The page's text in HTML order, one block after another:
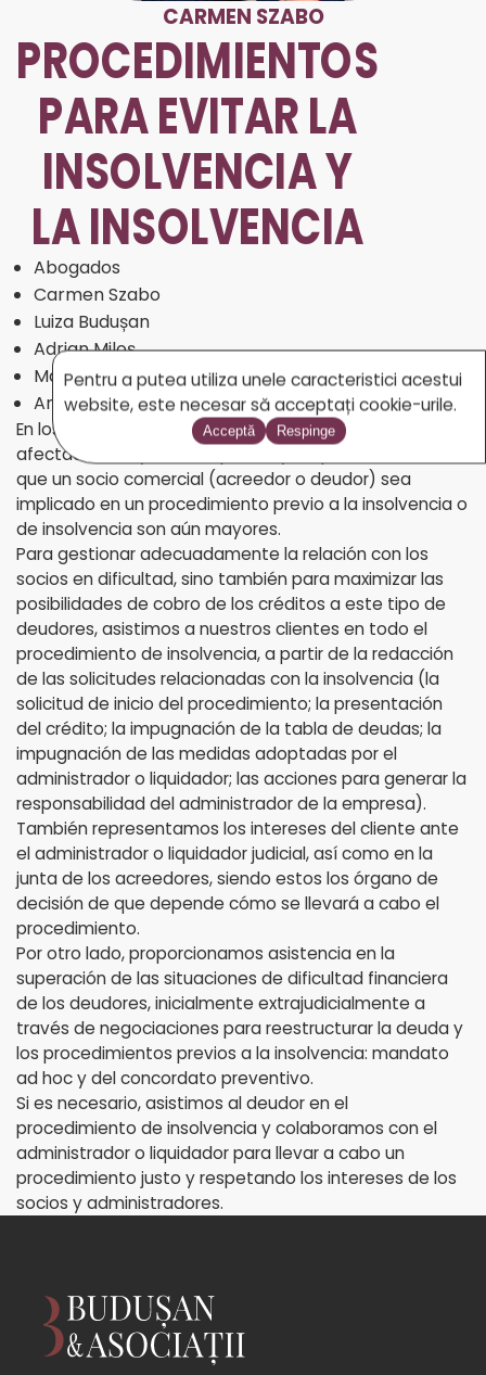
CARMEN SZABO
PROCEDIMIENTOS
PARA EVITAR LA
INSOLVENCIA Y
LA INSOLVENCIA
Abogados
Carmen Szabo
Luiza Budușan
Adrian Miloș
Marian Bota
Andrei Coldea
En los últimos años, las dificultades financieras han
afectado más y más empresas y las posibilidades de
que un socio comercial (acreedor o deudor) sea
implicado en un procedimiento previo a la insolvencia o
de insolvencia son aún mayores.
Para gestionar adecuadamente la relación con los
socios en dificultad, sino también para maximizar las
posibilidades de cobro de los créditos a este tipo de
deudores, asistimos a nuestros clientes en todo el
procedimiento de insolvencia, a partir de la redacción
de las solicitudes relacionadas con la insolvencia (la
solicitud de inicio del procedimiento; la presentación
del crédito; la impugnación de la tabla de deudas; la
impugnación de las medidas adoptadas por el
administrador o liquidador; las acciones para generar la
responsabilidad del administrador de la empresa).
También representamos los intereses del cliente ante
el administrador o liquidador judicial, así como en la
junta de los acreedores, siendo estos los órgano de
decisión de que depende cómo se llevará a cabo el
procedimiento.
Por otro lado, proporcionamos asistencia en la
superación de las situaciones de dificultad financiera
de los deudores, inicialmente extrajudicialmente a
través de negociaciones para reestructurar la deuda y
los procedimientos previos a la insolvencia: mandato
ad hoc y del concordato preventivo.
Si es necesario, asistimos al deudor en el
procedimiento de insolvencia y colaboramos con el
administrador o liquidador para llevar a cabo un
procedimiento justo y respetando los intereses de los
socios y administradores.
Pentru a putea utiliza unele caracteristici acestui
website, este necesar să acceptați cookie-urile.
Acceptă Respinge